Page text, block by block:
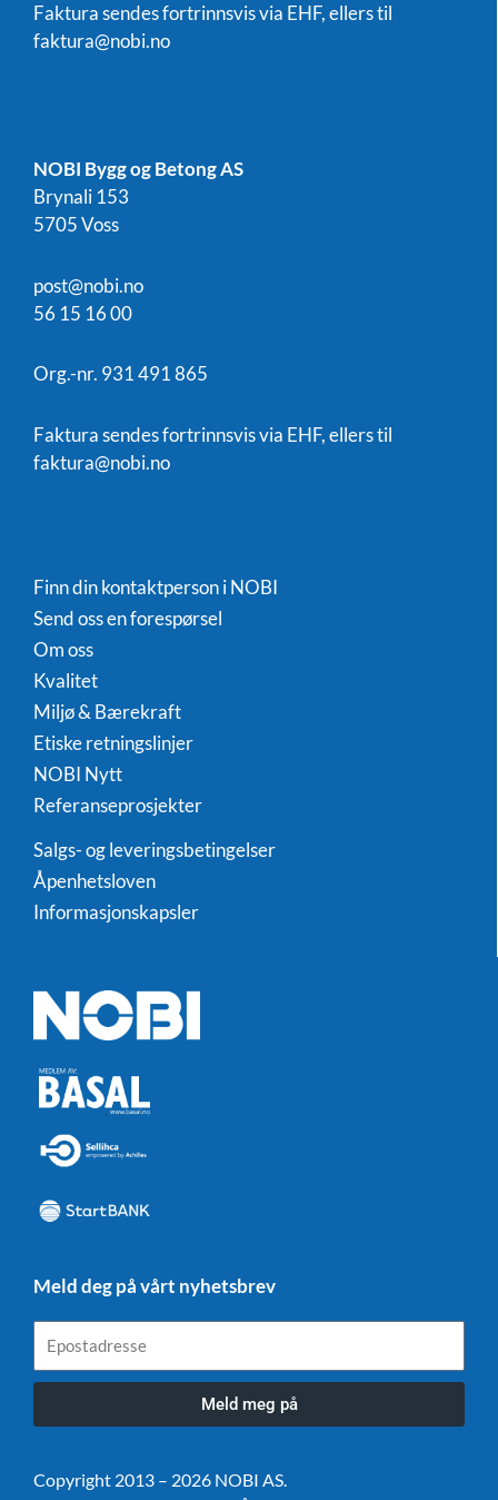
Faktura sendes fortrinnsvis via EHF, ellers til
faktura@nobi.no
NOBI Bygg og Betong AS
Brynali 153
5705 Voss
post@nobi.no
56 15 16 00
Org.-nr. 931 491 865
Faktura sendes fortrinnsvis via EHF, ellers til
faktura@nobi.no
Finn din kontaktperson i NOBI
Send oss en forespørsel
Om oss
Kvalitet
Miljø & Bærekraft
Etiske retningslinjer
NOBI Nytt
Referanseprosjekter
Salgs- og leveringsbetingelser
Åpenhetsloven
Informasjonskapsler
Meld deg på vårt nyhetsbrev
Meld meg på
Copyright 2013 – 2026 NOBI AS.